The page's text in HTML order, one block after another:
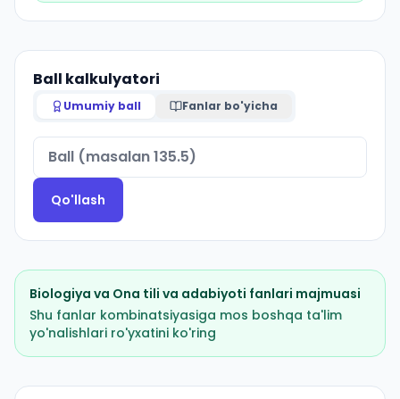
Ball kalkulyatori
Umumiy ball Fanlar bo'yicha
Qo'llash
Biologiya va Ona tili va adabiyoti fanlari majmuasi
Shu fanlar kombinatsiyasiga mos boshqa ta'lim
yo'nalishlari ro'yxatini ko'ring